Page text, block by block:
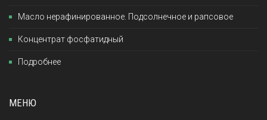
Масло нерафинированное. Подсолнечное и рапсовое
Концентрат фосфатидный
Подробнее
МЕНЮ